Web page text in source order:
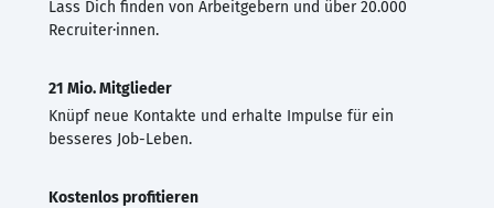
Lass Dich finden von Arbeitgebern und über 20.000
Recruiter·innen.
21 Mio. Mitglieder
Knüpf neue Kontakte und erhalte Impulse für ein
besseres Job-Leben.
Kostenlos profitieren